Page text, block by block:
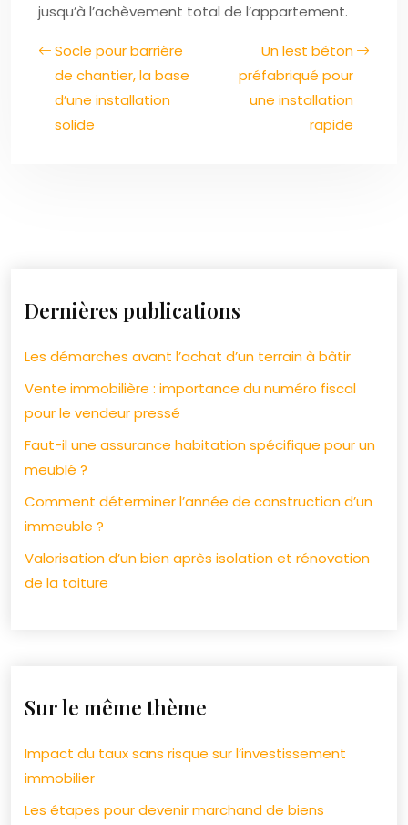
jusqu’à l’achèvement total de l’appartement.
Socle pour barrière
de chantier, la base
d’une installation
solide
Un lest béton
préfabriqué pour
une installation
rapide
Dernières publications
Les démarches avant l’achat d’un terrain à bâtir
Vente immobilière : importance du numéro fiscal
pour le vendeur pressé
Faut-il une assurance habitation spécifique pour un
meublé ?
Comment déterminer l’année de construction d’un
immeuble ?
Valorisation d’un bien après isolation et rénovation
de la toiture
Sur le même thème
Impact du taux sans risque sur l’investissement
immobilier
Les étapes pour devenir marchand de biens